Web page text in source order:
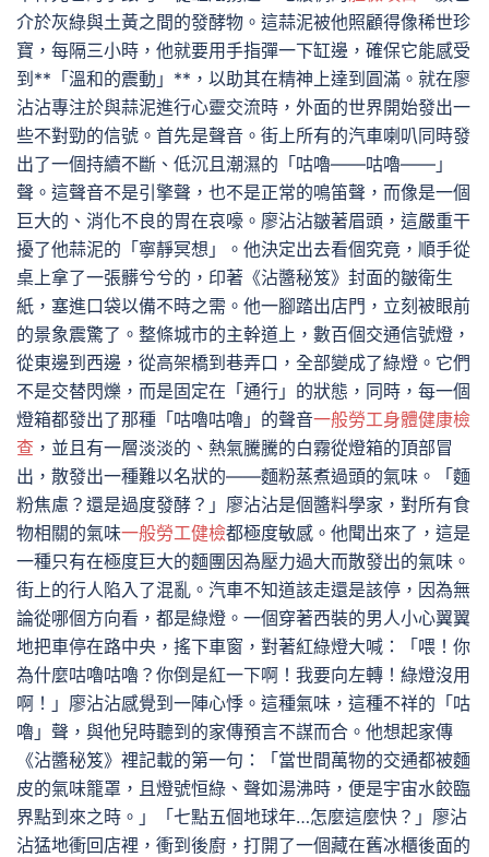
介於灰綠與土黃之間的發酵物。這蒜泥被他照顧得像稀世珍
寶，每隔三小時，他就要用手指彈一下缸邊，確保它能感受
到**「溫和的震動」**，以助其在精神上達到圓滿。就在廖
沾沾專注於與蒜泥進行心靈交流時，外面的世界開始發出一
些不對勁的信號。首先是聲音。街上所有的汽車喇叭同時發
出了一個持續不斷、低沉且潮濕的「咕嚕——咕嚕——」
聲。這聲音不是引擎聲，也不是正常的鳴笛聲，而像是一個
巨大的、消化不良的胃在哀嚎。廖沾沾皺著眉頭，這嚴重干
擾了他蒜泥的「寧靜冥想」。他決定出去看個究竟，順手從
桌上拿了一張髒兮兮的，印著《沾醬秘笈》封面的皺衛生
紙，塞進口袋以備不時之需。他一腳踏出店門，立刻被眼前
的景象震驚了。整條城市的主幹道上，數百個交通信號燈，
從東邊到西邊，從高架橋到巷弄口，全部變成了綠燈。它們
不是交替閃爍，而是固定在「通行」的狀態，同時，每一個
燈箱都發出了那種「咕嚕咕嚕」的聲音一般勞工身體健康檢
查 ，並且有一層淡淡的、熱氣騰騰的白霧從燈箱的頂部冒
出，散發出一種難以名狀的——麵粉蒸煮過頭的氣味。「麵
粉焦慮？還是過度發酵？」廖沾沾是個醬料學家，對所有食
物相關的氣味一般勞工健檢都極度敏感。他聞出來了，這是
一種只有在極度巨大的麵團因為壓力過大而散發出的氣味。
街上的行人陷入了混亂。汽車不知道該走還是該停，因為無
論從哪個方向看，都是綠燈。一個穿著西裝的男人小心翼翼
地把車停在路中央，搖下車窗，對著紅綠燈大喊：「喂！你
為什麼咕嚕咕嚕？你倒是紅一下啊！我要向左轉！綠燈沒用
啊！」廖沾沾感覺到一陣心悸。這種氣味，這種不祥的「咕
嚕」聲，與他兒時聽到的家傳預言不謀而合。他想起家傳
《沾醬秘笈》裡記載的第一句：「當世間萬物的交通都被麵
皮的氣味籠罩，且燈號恒綠、聲如湯沸時，便是宇宙水餃臨
界點到來之時。」「七點五個地球年…怎麼這麼快？」廖沾
沾猛地衝回店裡，衝到後廚，打開了一個藏在舊冰櫃後面的